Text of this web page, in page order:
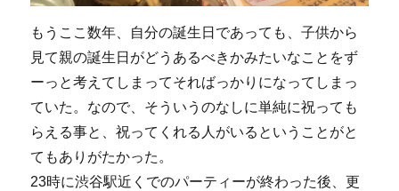
もうここ数年、自分の誕生日であっても、子供から
見て親の誕生日がどうあるべきかみたいなことをず
ーっと考えてしまってそればっかりになってしまっ
ていた。なので、そういうのなしに単純に祝っても
らえる事と、祝ってくれる人がいるということがと
てもありがたかった。
23時に渋谷駅近くでのパーティーが終わった後、更